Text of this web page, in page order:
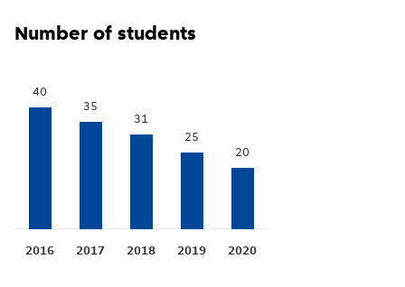
Number of students
2016
40
2017
35
2018
31
2019
25
2020
20